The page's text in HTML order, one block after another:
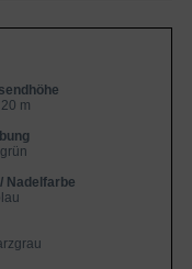
m
Nadelfarbe